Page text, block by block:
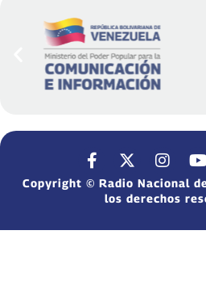
Copyright © Radio Nacional
los derechos